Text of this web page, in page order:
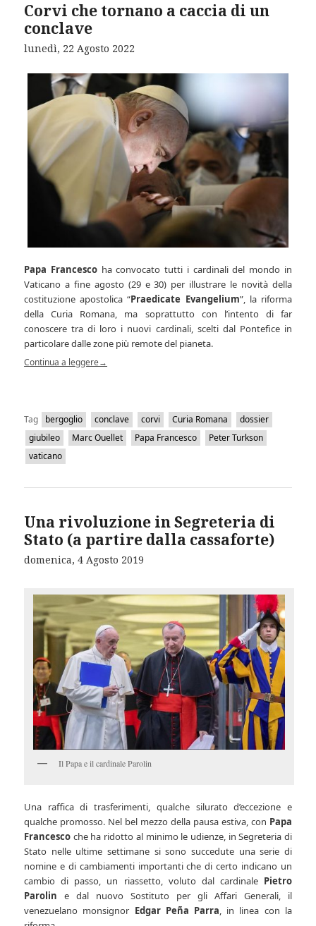
Corvi che tornano a caccia di un
conclave
lunedì, 22 Agosto 2022
Papa Francescoha convocato tutti i cardinali del mondo in
Vaticano a fine agosto (29 e 30) per illustrare le novità della
costituzione apostolica “Praedicate Evangelium”, la riforma
della Curia Romana, ma soprattutto con l’intento di far
conoscere tra di loro i nuovi cardinali, scelti dal Pontefice in
particolare dalle zone più remote del pianeta.
Continua a leggere→
Tag bergoglio conclave corvi Curia Romana
dossier
giubileo
Marc Ouellet Papa Francesco
Peter Turkson
vaticano
Una rivoluzione in Segreteria di
Stato (a partire dalla cassaforte)
domenica, 4 Agosto 2019
Il Papa e il cardinale Parolin
Una raffica di trasferimenti, qualche silurato d’eccezione e
qualche promosso. Nel bel mezzo della pausa estiva, con Papa
Francesco che ha ridotto al minimo le udienze, in Segreteria di
Stato nelle ultime settimane si sono succedute una serie di
nomine e di cambiamenti importanti che di certo indicano un
cambio di passo, un riassetto, voluto dal cardinale Pietro
Parolin e dal nuovo Sostituto per gli Affari Generali, il
venezuelano monsignor Edgar Peña Parra, in linea con la